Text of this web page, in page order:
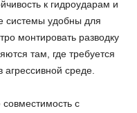
к гидроударам и
системы удобны для
монтировать разводку
там, где требуется
среде.
с